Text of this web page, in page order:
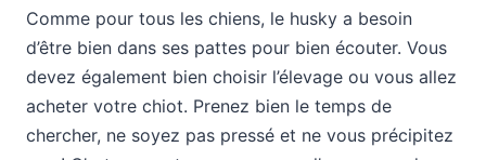
Comme pour tous les chiens, le husky a besoin
d’être bien dans ses pattes pour bien écouter. Vous
devez également bien choisir l’élevage ou vous allez
acheter votre chiot. Prenez bien le temps de
chercher, ne soyez pas pressé et ne vous précipitez